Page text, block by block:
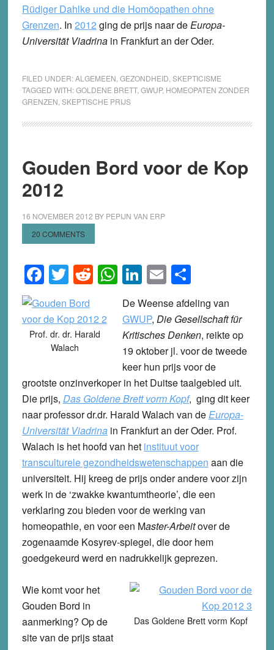
Rüdiger Dahlke und die Homöopathen ohne
Grenzen. In 2012 ging de prijs naar deEuropa-
Universität Viadrina in Frankfurt an der Oder.
FILED UNDER:ALGEMEEN GEZONDHEID SKEPTICISME
TAGGED WITH:GOLDENE BRETT, GWUP, HOMEOPATEN ZONDER
GRENZEN SKEPTISCHE PRIJS
Gouden Bord voor de Kop
2012
16 NOVEMBER 2012 BY PEPIJN VAN ERP
20 COMMENTS
Facebook
Twitter
Reddit
WhatsApp
LinkedIn
EmailShare
Prof. dr. dr. Harald
Walach
De Weense afdeling van
GWUP, Die Gesellschaft für
Kritisches Denken, reikte op
19 oktober jl. voor de tweede
keer hun prijs voor de
grootste onzinverkoper in het Duitse taalgebied uit.
Die prijs, Das Goldene Brett vorm Kopf, ging dit keer
naar professor dr.dr. Harald Walach van deEuropa-
Universität Viadrinain Frankfurt an der Oder. Prof.
Walach is het hoofd van het instituut voor
transculturele gezondheidswetenschappen aan die
universiteit. Hij kreeg de prijs onder andere voor zijn
werk in de ‘zwakke kwantumtheorie’, die een
verklaring zou bieden voor de werking van
homeopathie, en voor een Master-Arbeitover de
zogenaamde Kosyrev-spiegel, die door hem
goedgekeurd werd en nadrukkelijk geprezen.
Das Goldene Brett vorm Kopf
Wie komt voor het
Gouden Bord in
aanmerking? Op de
site van de prijs staat